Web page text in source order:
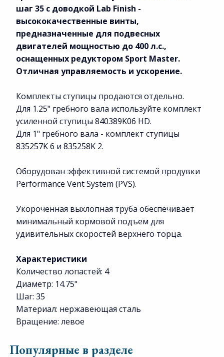
шаг 35 с доводкой Lab Finish -
высококачественные винты,
предназначенные для подвесных
двигателей мощностью до 400 л.с.,
оснащенных редуктором Sport Master.
Отличная управляемость и ускорение.
Комплекты ступицы продаются отдельно.
Для 1.25" гребного вала используйте комплект
усиленной ступицы 840389K06 HD.
Для 1" гребного вала - комплект ступицы
835257K 6 и 835258K 2.
Оборудован эффективной системой продувки
Performance Vent System (PVS).
Укороченная выхлопная труба обеспечивает
минимальный кормовой подъем для
удивительных скоростей верхнего торца.
Характеристики
Количество лопастей: 4
Диаметр: 14.75"
Шаг: 35
Материал: нержавеющая сталь
Вращение: левое
Популярные в разделе